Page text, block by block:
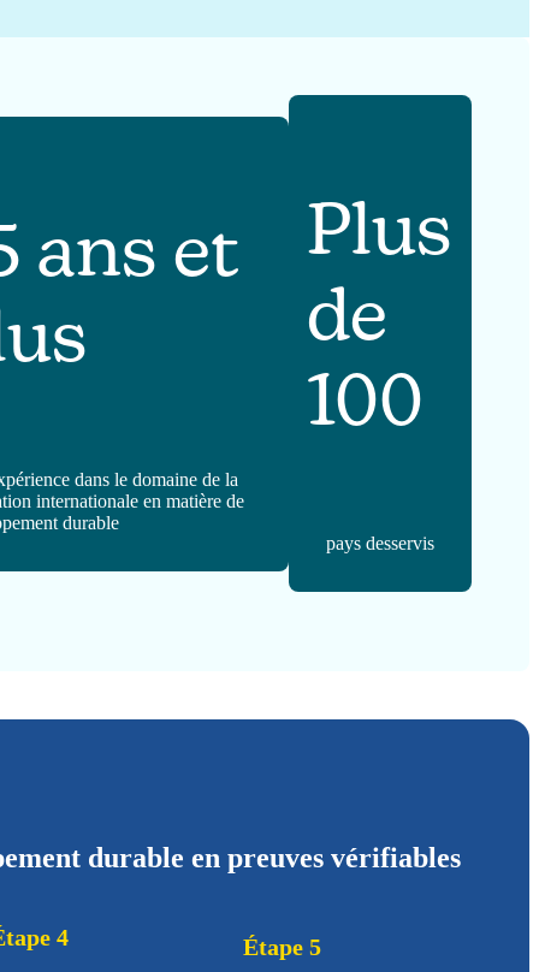
ans et
dans le domaine de la
internationale en matière de
durable
Plus
de
100
pays desservis
durable en preuves vérifiables
4 Étape 5